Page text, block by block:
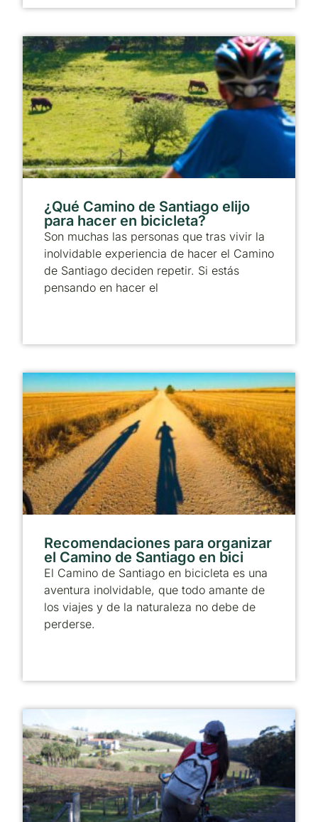
¿Qué Camino de Santiago elijo
para hacer en bicicleta?
Son muchas las personas que tras vivir la
inolvidable experiencia de hacer el Camino
de Santiago deciden repetir. Si estás
pensando en hacer el
Recomendaciones para organizar
el Camino de Santiago en bici
El Camino de Santiago en bicicleta es una
aventura inolvidable, que todo amante de
los viajes y de la naturaleza no debe de
perderse.